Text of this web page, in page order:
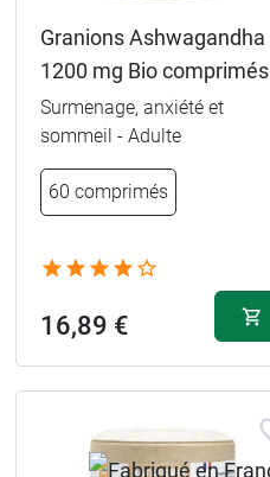
30 comprimés 14,49 €
29,99 €
Granions Ashwagandha
1200 mg Bio comprimés
Surmenage, anxiété et
sommeil - Adulte
60 comprimés
16,89 €